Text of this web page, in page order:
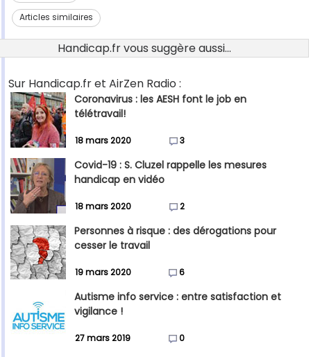
Articles similaires
Handicap.fr vous suggère aussi...
Sur Handicap.fr et AirZen Radio :
Coronavirus : les AESH font le job en
télétravail!
18 mars 2020 3
Covid-19 : S. Cluzel rappelle les mesures
handicap en vidéo
18 mars 2020 2
Personnes à risque : des dérogations pour
cesser le travail
19 mars 2020 6
Autisme info service : entre satisfaction et
vigilance !
27 mars 2019 0